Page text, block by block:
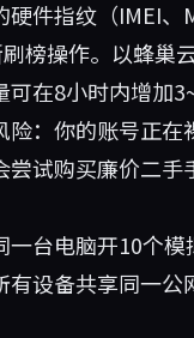
件指纹（IMEI、
榜操作。以蜂巢
在8小时内增加
险：你的账号正在
试购买廉价二手
一台电脑开10个
有设备共享同一